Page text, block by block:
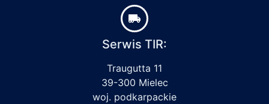
Serwis TIR:
Traugutta 11
39-300 Mielec
woj. podkarpackie